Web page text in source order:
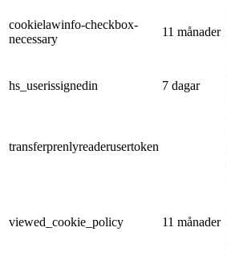
cookielawinfo-checkbox-
necessary
11 månader
hs_userissignedin 7 dagar
transferprenlyreaderusertoken
viewed_cookie_policy 11 månader